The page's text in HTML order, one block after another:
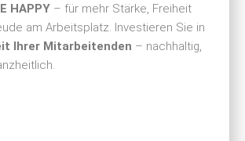
HAPPY – für mehr Stärke, Freiheit
am Arbeitsplatz. Investieren Sie in
Ihrer Mitarbeitenden – nachhaltig,